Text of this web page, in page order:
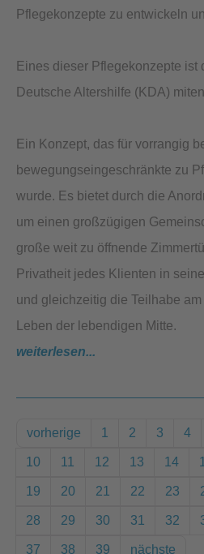
Pflegekonzepte zu entwickeln
Eines dieser Pflegekonzepte ist
Deutsche Altershilfe (KDA)
Ein Konzept, das für vorrangig
bewegungseingeschränkte zu
wurde. Es bietet durch die
um einen großzügigen
große weit zu öffnende
Privatheit jedes Klienten in
und gleichzeitig die Teilhabe
Leben der lebendigen Mitte.
weiterlesen...
vorherige 1 2 3 4
10 11 12 13 14
19 20 21 22 23
28 29 30 31 32
37 38 39 nächste